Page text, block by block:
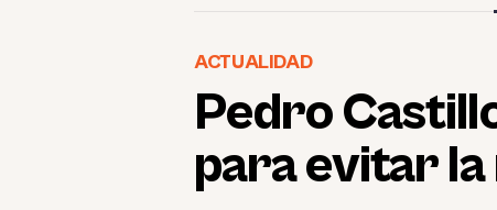
ACTUALIDAD
Pedro
para evitar la